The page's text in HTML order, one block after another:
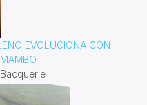
EVOLUCIONA CON